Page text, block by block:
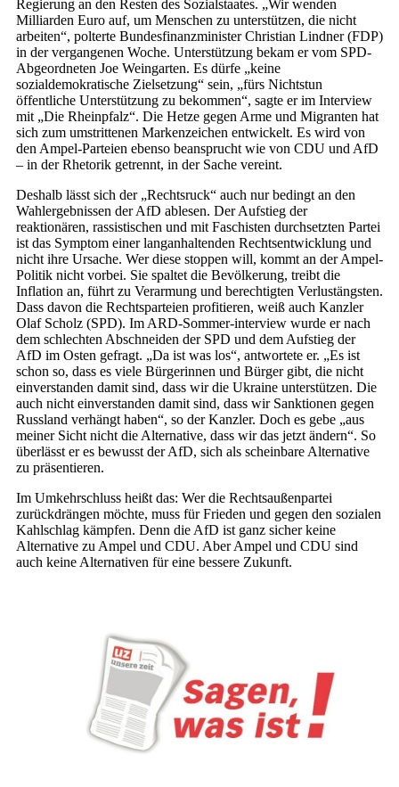
Regierung an den Resten des Sozialstaates. „Wir wenden
Milliarden Euro auf, um Menschen zu unterstützen, die nicht
arbeiten“, polterte Bundesfinanzminister Christian Lindner (FDP)
in der vergangenen Woche. Unterstützung bekam er vom SPD-
Abgeordneten Joe Weingarten. Es dürfe „keine
sozialdemokratische Zielsetzung“ sein, „fürs Nichtstun
öffentliche Unterstützung zu bekommen“, sagte er im Interview
mit „Die Rheinpfalz“. Die Hetze gegen Arme und Migranten hat
sich zum umstrittenen Markenzeichen entwickelt. Es wird von
den Ampel-Parteien ebenso beansprucht wie von CDU und AfD
– in der Rhetorik getrennt, in der Sache vereint.
Deshalb lässt sich der „Rechtsruck“ auch nur bedingt an den
Wahlergebnissen der AfD ablesen. Der Aufstieg der
reaktionären, rassistischen und mit Faschisten durchsetzten Partei
ist das Symptom einer langanhaltenden Rechtsentwicklung und
nicht ihre Ursache. Wer diese stoppen will, kommt an der Ampel-
Politik nicht vorbei. Sie spaltet die Bevölkerung, treibt die
Inflation an, führt zu Verarmung und berechtigten Verlustängsten.
Dass davon die Rechtsparteien profitieren, weiß auch Kanzler
Olaf Scholz (SPD). Im ARD-Sommer-interview wurde er nach
dem schlechten Abschneiden der SPD und dem Aufstieg der
AfD im Osten gefragt. „Da ist was los“, antwortete er. „Es ist
schon so, dass es viele Bürgerinnen und Bürger gibt, die nicht
einverstanden damit sind, dass wir die Ukraine unterstützen. Die
auch nicht einverstanden damit sind, dass wir Sanktionen gegen
Russland verhängt haben“, so der Kanzler. Doch es gebe „aus
meiner Sicht nicht die Alternative, dass wir das jetzt ändern“. So
überlässt er es bewusst der AfD, sich als scheinbare Alternative
zu präsentieren.
Im Umkehrschluss heißt das: Wer die Rechtsaußenpartei
zurückdrängen möchte, muss für Frieden und gegen den sozialen
Kahlschlag kämpfen. Denn die AfD ist ganz sicher keine
Alternative zu Ampel und CDU. Aber Ampel und CDU sind
auch keine Alternativen für eine bessere Zukunft.